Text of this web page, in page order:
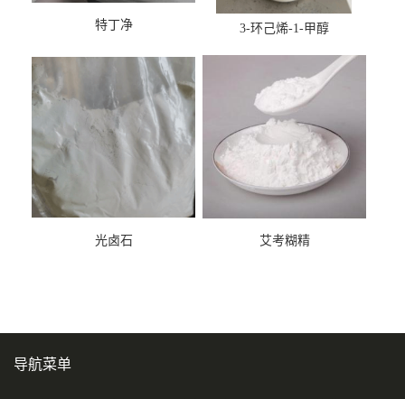
特丁净 3-环己烯-1-甲醇
光卤石 艾考糊精
导航菜单